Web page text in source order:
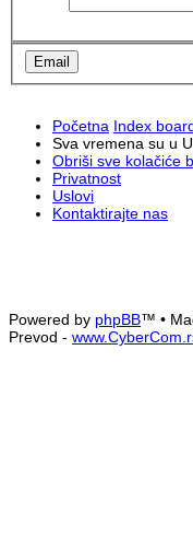
Početna Index
Sva vremena su u
Obriši sve kolačiće
Privatnost
Uslovi
Kontaktirajte nas
Powered by phpBB™ •
Prevod -